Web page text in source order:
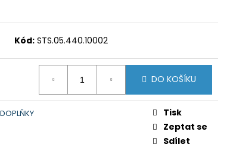
Kód: STS.05.440.10002
DO KOŠÍKU
Tisk
Zeptat se
Sdílet